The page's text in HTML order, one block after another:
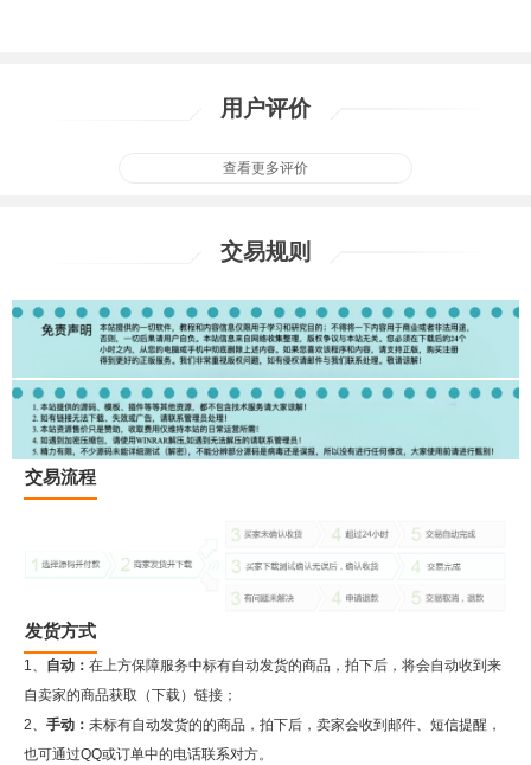
用户评价
查看更多评价
交易规则
交易流程
发货方式
1、 自动： 在上方保障服务中标有自动发货的商品，拍下后，将会自动收到来
自卖家的商品获取（下载）链接；
2、 手动： 未标有自动发货的的商品，拍下后，卖家会收到邮件、短信提醒，
也可通过QQ或订单中的电话联系对方。